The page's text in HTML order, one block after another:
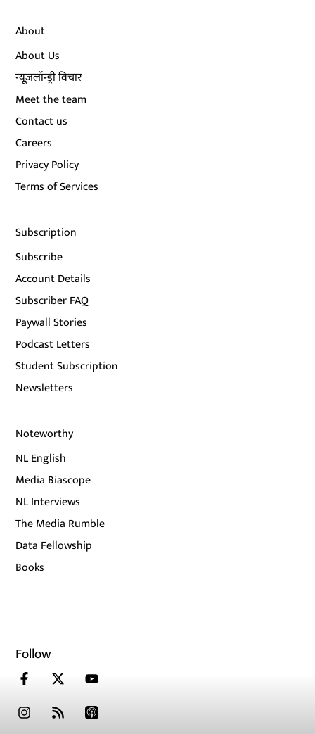
About
About Us
न्यूज़लॉन्ड्री विचार
Meet the team
Contact us
Careers
Privacy Policy
Terms of Services
Subscription
Subscribe
Account Details
Subscriber FAQ
Paywall Stories
Podcast Letters
Student Subscription
Newsletters
Noteworthy
NL English
Media Biascope
NL Interviews
The Media Rumble
Data Fellowship
Books
Follow